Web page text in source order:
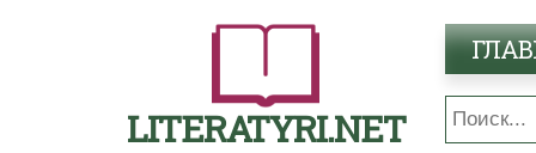
LITERATYRI.NET